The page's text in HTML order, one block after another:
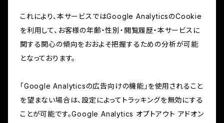
これにより、本サービスではGoogle AnalyticsのCookie
を利用して、お客様の年齢・性別・閲覧履歴・本サービスに
関する関心の傾向をおおよそ把握するための分析が可能
となっております。
「Google Analyticsの広告向けの機能」を使用されること
を望まない場合は、設定によってトラッキングを無効にする
ことが可能です。Google Analytics オプトアウト アドオン